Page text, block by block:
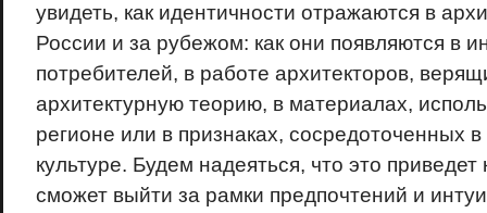
увидеть, как идентичности отражаются в
России и за рубежом: как они появляются в
потребителей, в работе архитекторов,
архитектурную теорию, в материалах,
регионе или в признаках, сосредоточенных
культуре. Будем надеяться, что это приведет
сможет выйти за рамки предпочтений и